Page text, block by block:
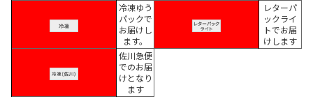
冷凍ゆう
パックで
お届けし
ます。
レターパ
ックライ
トでお届
けします
佐川急便
でのお届
けとなり
ます